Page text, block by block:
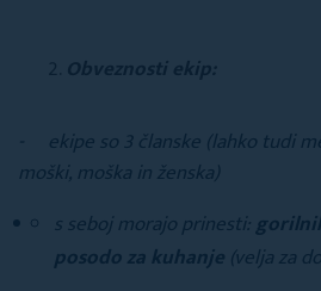
- ekipe so 3 članske (lahko tudi
moški, moška in ženska)
s seboj morajo prinesti:
posodo za kuhanje (velja za